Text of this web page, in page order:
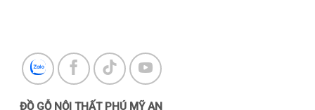
ĐỒ GỖ NỘI THẤT PHÚ MỸ AN